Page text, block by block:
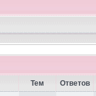
Тем Ответов